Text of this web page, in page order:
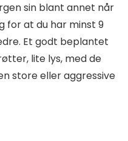
sin blant annet når
for at du har minst 9
Et godt beplantet
lite lys, med de
store eller aggressive